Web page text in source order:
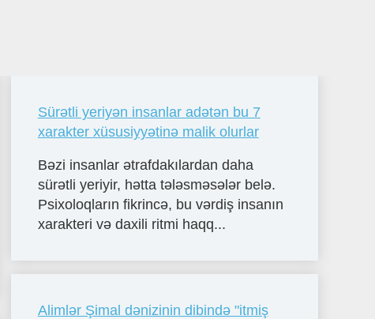
Sürətli yeriyən insanlar adətən bu 7
xarakter xüsusiyyətinə malik olurlar
Bəzi insanlar ətrafdakılardan daha
sürətli yeriyir, hətta tələsməsələr belə.
Psixoloqların fikrincə, bu vərdiş insanın
xarakteri və daxili ritmi haqq...
Alimlər Şimal dənizinin dibində "itmiş